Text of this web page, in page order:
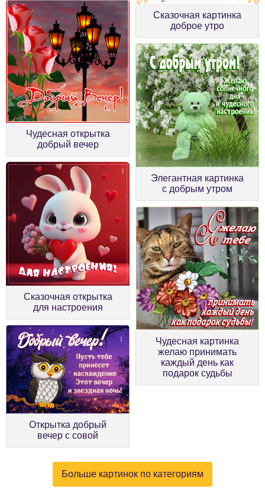
Чудесная открытка
добрый вечер
Сказочная картинка
доброе утро
Сказочная открытка
для настроения
Элегантная картинка
с добрым утром
Открытка добрый
вечер с совой
Чудесная картинка
желаю принимать
каждый день как
подарок судьбы
Больше картинок по категориям